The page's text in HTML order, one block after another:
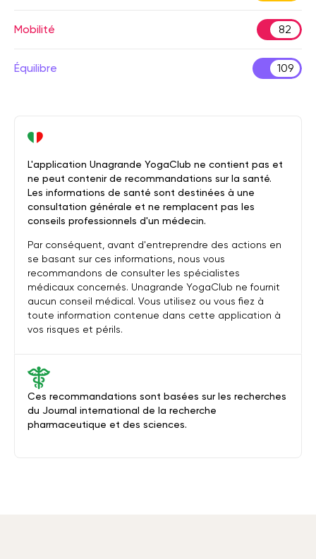
Mobilité 82
Équilibre 109
Ces recommandations sont basées sur les recherches
du Journal international de la recherche
pharmaceutique et des sciences.
L'application Unagrande YogaClub ne contient pas et
ne peut contenir de recommandations sur la santé.
Les informations de santé sont destinées à une
consultation générale et ne remplacent pas les
conseils professionnels d'un médecin.
Par conséquent, avant d'entreprendre des actions en
se basant sur ces informations, nous vous
recommandons de consulter les spécialistes
médicaux concernés. Unagrande YogaClub ne fournit
aucun conseil médical. Vous utilisez ou vous fiez à
toute information contenue dans cette application à
vos risques et périls.